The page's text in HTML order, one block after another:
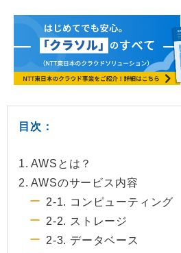
目次：
1. AWSとは？
2. AWSのサービス内容
2-1. コンピューティング
2-2. ストレージ
2-3. データベース